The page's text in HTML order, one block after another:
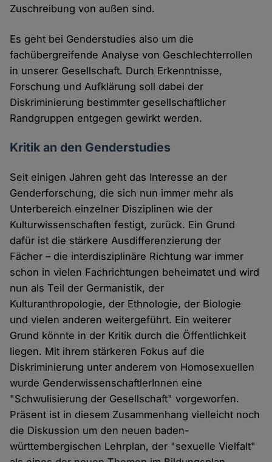
Zuschreibung von außen sind.
Es geht bei Genderstudies also um die
fachübergreifende Analyse von Geschlechterrollen
in unserer Gesellschaft. Durch Erkenntnisse,
Forschung und Aufklärung soll dabei der
Diskriminierung bestimmter gesellschaftlicher
Randgruppen entgegen gewirkt werden.
Kritik an den Genderstudies
Seit einigen Jahren geht das Interesse an der
Genderforschung, die sich nun immer mehr als
Unterbereich einzelner Disziplinen wie der
Kulturwissenschaften festigt, zurück. Ein Grund
dafür ist die stärkere Ausdifferenzierung der
Fächer – die interdisziplinäre Richtung war immer
schon in vielen Fachrichtungen beheimatet und wird
nun als Teil der Germanistik, der
Kulturanthropologie, der Ethnologie, der Biologie
und vielen anderen weitergeführt. Ein weiterer
Grund könnte in der Kritik durch die Öffentlichkeit
liegen. Mit ihrem stärkeren Fokus auf die
Diskriminierung unter anderem von Homosexuellen
wurde GenderwissenschaftlerInnen eine
"Schwulisierung der Gesellschaft" vorgeworfen.
Präsent ist in diesem Zusammenhang vielleicht noch
die Diskussion um den neuen baden-
württembergischen Lehrplan, der "sexuelle Vielfalt"